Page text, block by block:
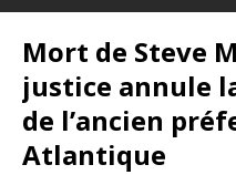
Mort de Steve
justice annule
de l’ancien
Atlantique